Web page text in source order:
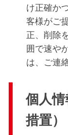
け正確か
客様がご
正、削除
囲で速や
は、ご連
個人
措置）